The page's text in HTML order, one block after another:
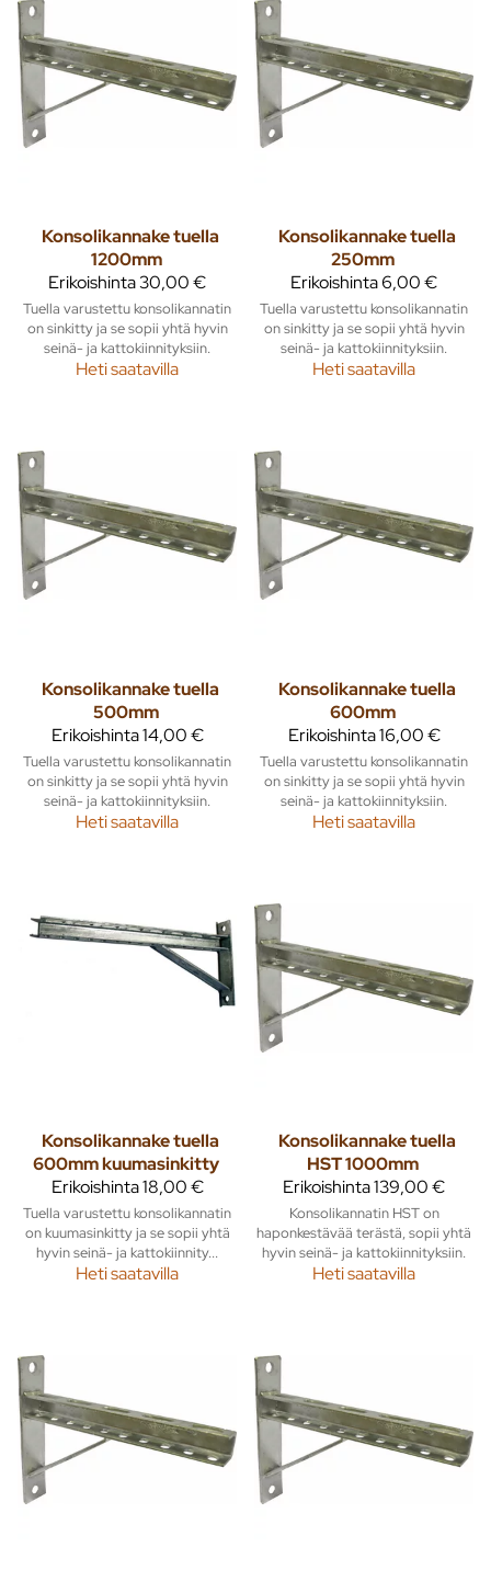
Konsolikannake tuella
1200mm
Erikoishinta30,00 €
Tuella varustettu konsolikannatin
on sinkitty ja se sopii yhtä hyvin
seinä- ja kattokiinnityksiin.
Heti saatavilla
Konsolikannake tuella
250mm
Erikoishinta6,00 €
Tuella varustettu konsolikannatin
on sinkitty ja se sopii yhtä hyvin
seinä- ja kattokiinnityksiin.
Heti saatavilla
Konsolikannake tuella
500mm
Erikoishinta14,00 €
Tuella varustettu konsolikannatin
on sinkitty ja se sopii yhtä hyvin
seinä- ja kattokiinnityksiin.
Heti saatavilla
Konsolikannake tuella
600mm
Erikoishinta16,00 €
Tuella varustettu konsolikannatin
on sinkitty ja se sopii yhtä hyvin
seinä- ja kattokiinnityksiin.
Heti saatavilla
Konsolikannake tuella
600mm kuumasinkitty
Erikoishinta18,00 €
Tuella varustettu konsolikannatin
on kuumasinkitty ja se sopii yhtä
hyvin seinä- ja kattokiinnity...
Heti saatavilla
Konsolikannake tuella
HST 1000mm
Erikoishinta139,00 €
Konsolikannatin HST on
haponkestävää terästä, sopii yhtä
hyvin seinä- ja kattokiinnityksiin.
Heti saatavilla